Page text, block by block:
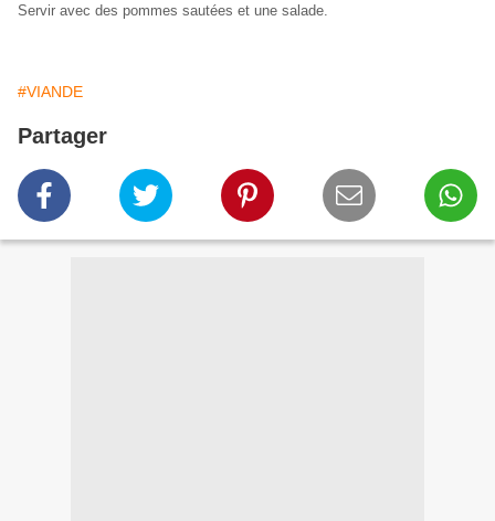
Servir avec des pommes sautées et une salade.
#VIANDE
Partager